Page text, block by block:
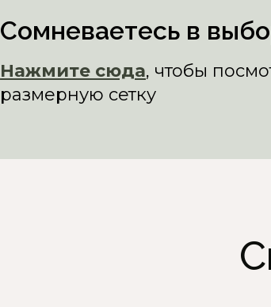
Сомневаетесь в
Нажмите сюда, чтобы
размерную сетку